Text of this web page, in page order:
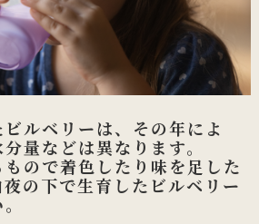
ルベリーは、その年によ
量などは異なります。
ので着色したり味を足した
の下で生育したビルベリー